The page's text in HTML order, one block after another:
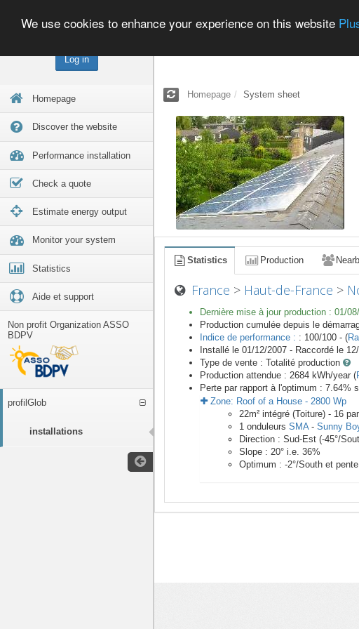
Log in
Homepage
Discover the website
Performance installation
Check a quote
Estimate energy output
Monitor your system
Statistics
Aide et support
Non profit Organization ASSO
BDPV
profilGlob
installations
We use cookies to enhance your experience on this website
Homepage System sheet
Statistics Production
France > Haut-de-France >
Dernière mise à jour production : 01/
Production cumulée depuis le
Indice de performance : : 100/100 - (
Installé le 01/12/2007 - Raccordé le
Type de vente : Totalité production
Production attendue : 2684 kWh/year (
Perte par rapport à l'optimum : 7.64%
Zone: Roof of a House - 2800 Wp
22m² intégré (Toiture) - 16
1 onduleurs SMA- Sunny
Direction : Sud-Est (-45°/
Slope : 20° i.e. 36%
Optimum : -2°/South et